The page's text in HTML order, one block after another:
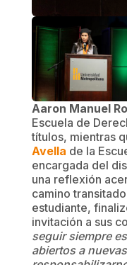
Aaron Manuel
Escuela de
títulos, mientras
Avella de la
encargada del
una reflexión
camino
estudiante,
invitación a sus
seguir siempre
abiertos a